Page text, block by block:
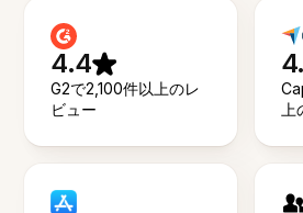
4.4
G2で2,100件以上のレ
ビュー